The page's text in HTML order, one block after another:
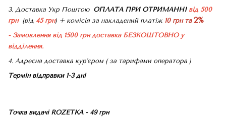
3. Доставка Укр ПоштоюОПЛАТА ПРИ ОТРИМАННІ від 500
грн (від 45 грн) + комісія за накладений платіж 10 грн та 2%
- Замовлення від 1500 грн доставка БЕЗКОШТОВНО у
відділення.
4. Адресна доставка кур'єром ( за тарифами оператора )
Термін відправки 1-3 дні
Точка видачі ROZETKA - 49 грн